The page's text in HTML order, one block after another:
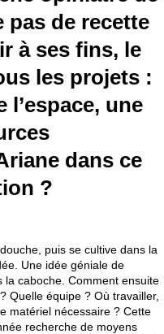
pas de recette
à ses fins, le
les projets :
une
dans ce
?
puis se cultive dans la
Une idée géniale de
la caboche. Comment ensuite
Quelle équipe ? Où travailler,
matériel nécessaire ? Cette
recherche de moyens